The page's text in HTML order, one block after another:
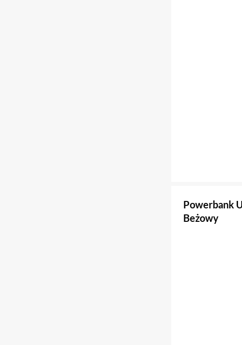
Powerbank
Beżowy